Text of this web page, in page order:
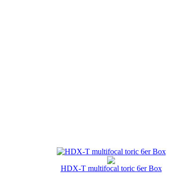
HDX-T multifocal toric 6er Box